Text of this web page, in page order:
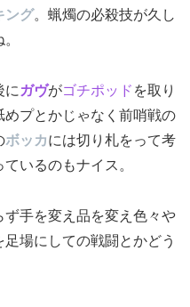
ング。蝋燭の必殺技が久し
に ガヴがゴチポッド を取り
プとかじゃなく前哨戦の
ボッカには切り札をって考
いるのもナイス。
ず手を変え品を変え色々や
場にしての戦闘とかどう